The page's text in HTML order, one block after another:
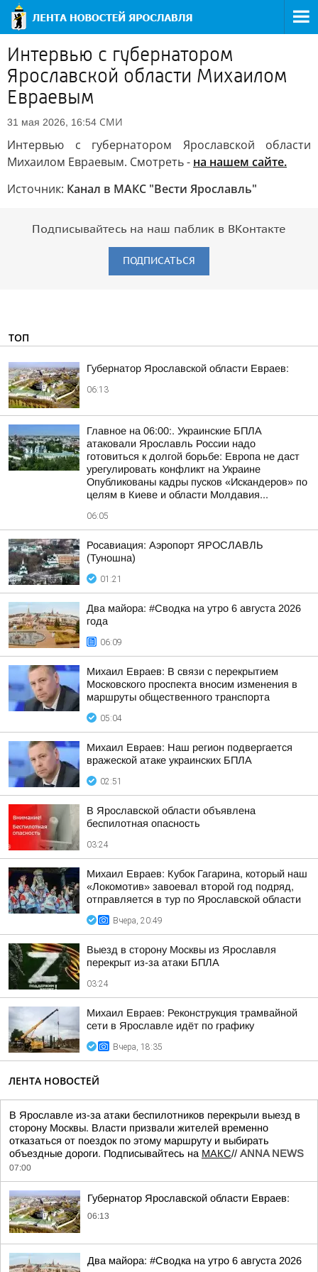
Интервью с губернатором
Ярославской области Михаилом
Евраевым
31 мая 2026, 16:54 СМИ
Интервью с губернатором Ярославской области
Михаилом Евраевым. Смотреть - на нашем сайте.
Источник: Канал в МАКС "Вести Ярославль"
Подписывайтесь на наш паблик в ВКонтакте
ПОДПИСАТЬСЯ
ТОП
Губернатор Ярославской области Евраев:
06:13
Главное на 06:00:. Украинские БПЛА
атаковали Ярославль России надо
готовиться к долгой борьбе: Европа не даст
урегулировать конфликт на Украине
Опубликованы кадры пусков «Искандеров» по
целям в Киеве и области Молдавия...
06:05
Росавиация: Аэропорт ЯРОСЛАВЛЬ
(Туношна)
01:21
Два майора: #Сводка на утро 6 августа 2026
года
06:09
Михаил Евраев: В связи с перекрытием
Московского проспекта вносим изменения в
маршруты общественного транспорта
05:04
Михаил Евраев: Наш регион подвергается
вражеской атаке украинских БПЛА
02:51
В Ярославской области объявлена
беспилотная опасность
03:24
Михаил Евраев: Кубок Гагарина, который наш
«Локомотив» завоевал второй год подряд,
отправляется в тур по Ярославской области
Вчера, 20:49
Выезд в сторону Москвы из Ярославля
перекрыт из-за атаки БПЛА
03:24
Михаил Евраев: Реконструкция трамвайной
сети в Ярославле идёт по графику
Вчера, 18:35
ЛЕНТА НОВОСТЕЙ
В Ярославле из-за атаки беспилотников перекрыли выезд в
сторону Москвы. Власти призвали жителей временно
отказаться от поездок по этому маршруту и выбирать
объездные дороги. Подписывайтесь на МАКС// ANNA NEWS
07:00
Губернатор Ярославской области Евраев:
06:13
Два майора: #Сводка на утро 6 августа 2026